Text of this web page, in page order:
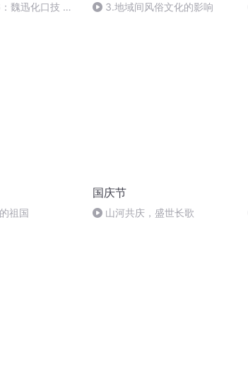
魏迅化口技 二
3.地域间风俗文化的影响
祖国
国庆节
山河共庆，盛世长歌